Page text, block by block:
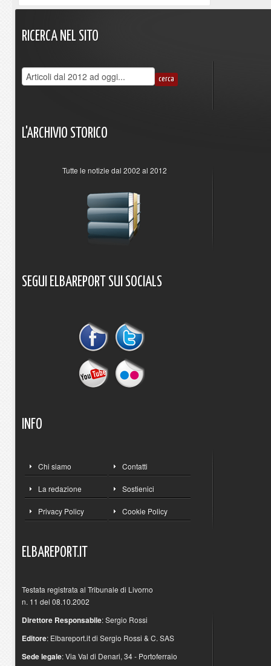
RICERCA NEL SITO
L'ARCHIVIO STORICO
Tutte le notizie dal 2002 al 2012
SEGUI ELBAREPORT SUI SOCIALS
INFO
Chi siamo Contatti
La redazione Sostienici
Privacy Policy Cookie Policy
ELBAREPORT.IT
Testata registrata al Tribunale di Livorno
n. 11 del 08.10.2002
Direttore Responsabile: Sergio Rossi
Editore: Elbareport.it di Sergio Rossi & C. SAS
Sede legale: Via Val di Denari, 34 - Portoferraio